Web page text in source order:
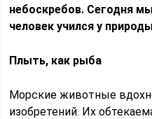
небоскребов. Сегодня
человек учился у
Плыть, как рыба
Морские животные
изобретений. Их